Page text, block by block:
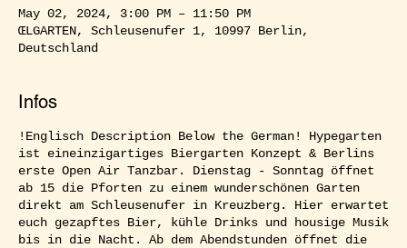
May 02, 2024, 3:00 PM – 11:50 PM
ŒLGARTEN, Schleusenufer 1, 10997 Berlin,
Deutschland
Infos
!Englisch Description Below the German! Hypegarten
ist eineinzigartiges Biergarten Konzept & Berlins
erste Open Air Tanzbar. Dienstag - Sonntag öffnet
ab 15 die Pforten zu einem wunderschönen Garten
direkt am Schleusenufer in Kreuzberg. Hier erwartet
euch gezapftes Bier, kühle Drinks und housige Musik
bis in die Nacht. Ab dem Abendstunden öffnet die